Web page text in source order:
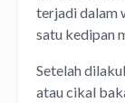
terjadi dalam
satu kedipan
Setelah
atau cikal